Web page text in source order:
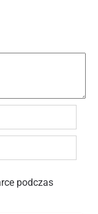
podczas